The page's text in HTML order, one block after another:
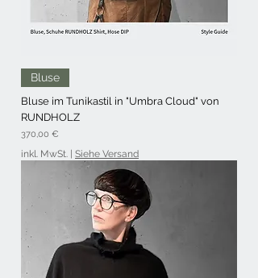
Bluse
Bluse im Tunikastil in "Umbra Cloud" von
RUNDHOLZ
Preis
370,00 €
inkl. MwSt. Siehe Versand